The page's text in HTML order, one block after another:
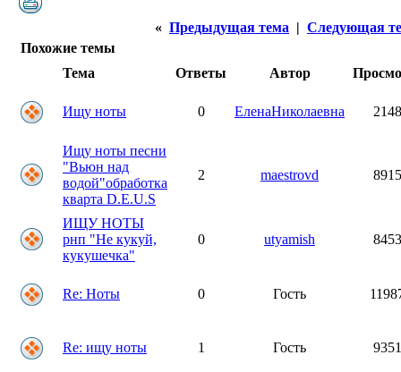
« Предыдущая тема | Следующая
Похожие темы
Тема
Ответы Автор
Ищу ноты 0 ЕленаНиколаевна
Ищу ноты песни
"Вьюн над
водой"обработка
кварта D.E.U.S
2 maestrovd
ИЩУ НОТЫ
рнп "Не кукуй,
кукушечка"
0 utyamish
Re: Ноты 0 Гость
Re: ищу ноты 1 Гость